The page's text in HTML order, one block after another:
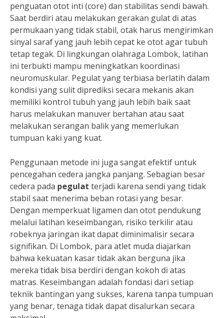
penguatan otot inti (core) dan stabilitas sendi bawah.
Saat berdiri atau melakukan gerakan gulat di atas
permukaan yang tidak stabil, otak harus mengirimkan
sinyal saraf yang jauh lebih cepat ke otot agar tubuh
tetap tegak. Di lingkungan olahraga Lombok, latihan
ini terbukti mampu meningkatkan koordinasi
neuromuskular. Pegulat yang terbiasa berlatih dalam
kondisi yang sulit diprediksi secara mekanis akan
memiliki kontrol tubuh yang jauh lebih baik saat
harus melakukan manuver bertahan atau saat
melakukan serangan balik yang memerlukan
tumpuan kaki yang kuat.
Penggunaan metode ini juga sangat efektif untuk
pencegahan cedera jangka panjang. Sebagian besar
cedera pada pegulat terjadi karena sendi yang tidak
stabil saat menerima beban rotasi yang besar.
Dengan memperkuat ligamen dan otot pendukung
melalui latihan keseimbangan, risiko terkilir atau
robeknya jaringan ikat dapat diminimalisir secara
signifikan. Di Lombok, para atlet muda diajarkan
bahwa kekuatan kasar tidak akan berguna jika
mereka tidak bisa berdiri dengan kokoh di atas
matras. Keseimbangan adalah fondasi dari setiap
teknik bantingan yang sukses, karena tanpa tumpuan
yang benar, tenaga tidak dapat disalurkan secara